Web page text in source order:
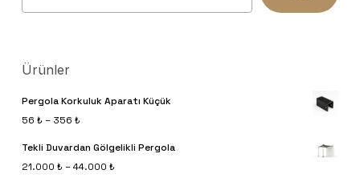
Ürünler
Pergola Korkuluk Aparatı Küçük
56 ₺ – 356 ₺Fiyat
Tekli Duvardan Gölgelikli Pergola
21.000 ₺ –44.000 ₺Fiyat